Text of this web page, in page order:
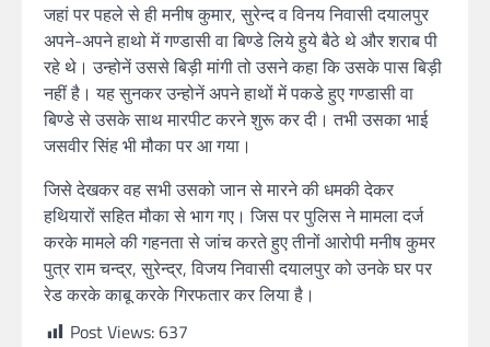
जहां पर पहले से ही मनीष कुमार, सुरेन्द व विनय निवासी दयालपुर
अपने-अपने हाथो में गण्डासी वा बिण्डे लिये हुये बैठे थे और शराब पी
रहे थे। उन्होनें उससे बिड़ी मांगी तो उसने कहा कि उसके पास बिड़ी
नहीं है। यह सुनकर उन्होनें अपने हाथों में पकडे हुए गण्डासी वा
बिण्डे से उसके साथ मारपीट करने शुरू कर दी। तभी उसका भाई
जसवीर सिंह भी मौका पर आ गया।
जिसे देखकर वह सभी उसको जान से मारने की धमकी देकर
हथियारों सहित मौका से भाग गए। जिस पर पुलिस ने मामला दर्ज
करके मामले की गहनता से जांच करते हुए तीनों आरोपी मनीष कुमर
पुत्र राम चन्द्र, सुरेन्द्र, विजय निवासी दयालपुर को उनके घर पर
रेड करके काबू करके गिरफतार कर लिया है।
Post Views:637